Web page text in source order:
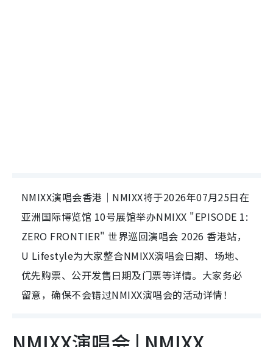
NMIXX演唱会香港｜NMIXX将于2026年07月25日在
亚洲国际博览馆 10号展馆举办NMIXX "EPISODE 1:
ZERO FRONTIER" 世界巡回演唱会 2026 香港站，
U Lifestyle为大家整合NMIXX演唱会日期、场地、
优先购票、公开发售日期及门票等详情。大家务必
留意，确保不会错过NMIXX演唱会的活动详情！